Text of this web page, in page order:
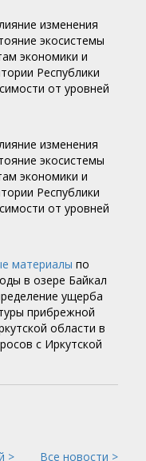
изменения
экосистемы
экономики и
Республики
от уровней
изменения
экосистемы
экономики и
Республики
от уровней
материалы по
в озере Байкал
ущерба
прибрежной
области в
с Иркутской
> Все новости >